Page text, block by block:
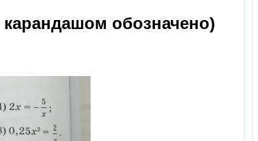
карандашом обозначено)